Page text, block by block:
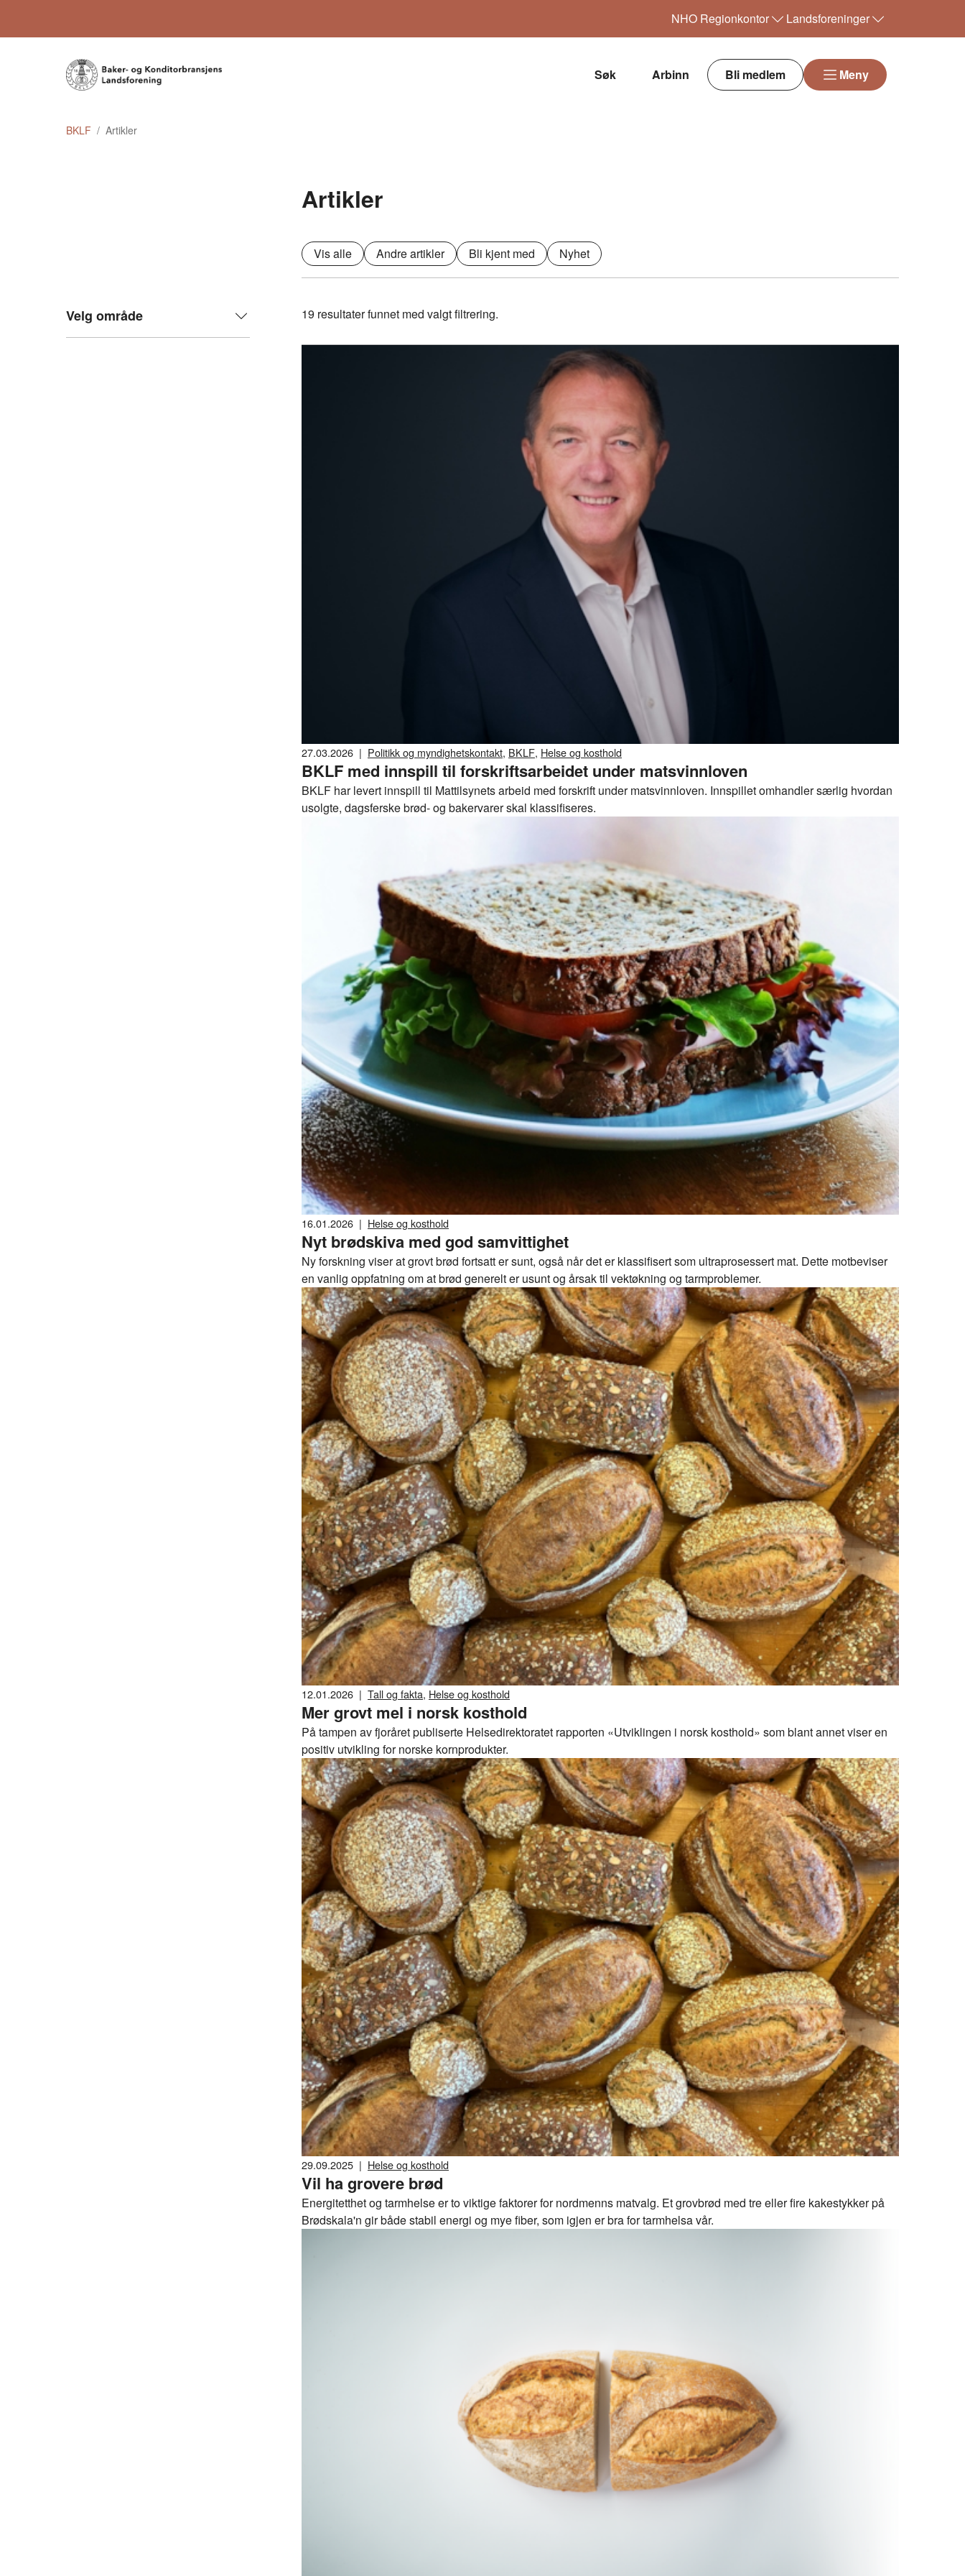
NHO Regionkontor Landsforeninger
Søk Arbinn Bli medlem Meny
BKLF Artikler
Artikler
Vis alle Andre artikler Bli kjent med Nyhet
Velg område 19 resultater funnet med valgt filtrering.
27.03.2026 | Politikk og myndighetskontakt, BKLF, Helse og kosthold
BKLF med innspill til forskriftsarbeidet under matsvinnloven
BKLF har levert innspill til Mattilsynets arbeid med forskrift under matsvinnloven. Innspillet omhandler særlig hvordan
usolgte, dagsferske brød- og bakervarer skal klassifiseres.
16.01.2026 | Helse og kosthold
Nyt brødskiva med god samvittighet
Ny forskning viser at grovt brød fortsatt er sunt, også når det er klassifisert som ultraprosessert mat. Dette motbeviser
en vanlig oppfatning om at brød generelt er usunt og årsak til vektøkning og tarmproblemer.
12.01.2026 | Tall og fakta, Helse og kosthold
Mer grovt mel i norsk kosthold
På tampen av fjoråret publiserte Helsedirektoratet rapporten «Utviklingen i norsk kosthold» som blant annet viser en
positiv utvikling for norske kornprodukter.
29.09.2025 | Helse og kosthold
Vil ha grovere brød
Energitetthet og tarmhelse er to viktige faktorer for nordmenns matvalg. Et grovbrød med tre eller fire kakestykker på
Brødskala'n gir både stabil energi og mye fiber, som igjen er bra for tarmhelsa vår.